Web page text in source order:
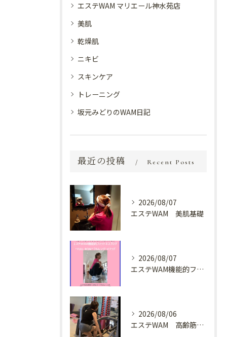
エステWAM マリエール神水苑店
美肌
乾燥肌
ニキビ
スキンケア
トレーニング
坂元みどりのWAM日記
最近の投稿 Recent Posts
2026/08/07
エステWAM 美肌基礎
2026/08/07
エステWAM機能的フィットネスブログ ^FULL ROM^フルレンジ・メソッド
2026/08/06
エステWAM 高齢筋トレ